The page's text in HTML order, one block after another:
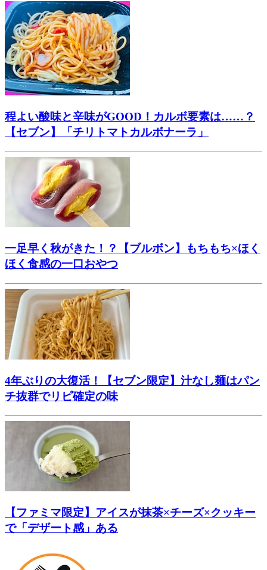
程よい酸味と辛味がGOOD！カルボ要素は……？
【セブン】「チリトマトカルボナーラ」
一足早く秋がきた！？【ブルボン】もちもち×ほく
ほく食感の一口おやつ
4年ぶりの大復活！【セブン限定】汁なし麺はパン
チ抜群でリピ確定の味
【ファミマ限定】アイスが抹茶×チーズ×クッキー
で「デザート感」ある